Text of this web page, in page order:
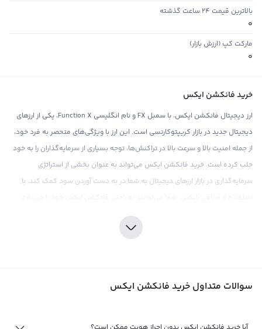
بالاترین قیمت ۲۴ ساعت گذشته
0
مارکت کپ (ارزش بازار)
0
خرید فانکشن ایکس
ارز دیجیتال فانکشن ایکس، با سمبل FX و نام انگلیسی Function X، یکی از ارزهای
دیجیتال جدید در بازار کریپتوکارنسی است. این ارز با ویژگی‌های منحصر به فرد خود،
از جمله امنیت بالا و سرعت بالا در تراکنش‌ها، توجه بسیاری از سرمایه‌گذاران را به خود
جلب کرده است. خرید فانکشن ایکس می‌تواند به عنوان بخشی از استراتژی
سرمایه‌گذاری در بازار ارزهای دیجیتال به شما در به دست آوردن سود کمک کند. با
کنید زیرا این صرافی با ارائه قیمت‌های رقابتی و کارمزد پایین، امکان خرید آسان و
مطمئن را برای کاربرانش فراهم کرده است.
کریپتوکارنسی، تحقیق و بررسی دقیق بازار قبل از خرید این ارز بسیار مهم است.
سوالات متداول خرید فانکشن ایکس